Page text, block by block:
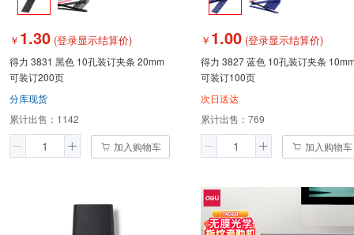
￥ 1.30 (登录显示结算价)
得力 3831 黑色 10孔装订夹条 20mm
可装订200页
分库现货
累计出售： 1142
加入购物车
￥ 1.00 (登录显示结算价)
得力 3827 蓝色 10孔装订夹条
可装订100页
次日送达
累计出售： 769
加入购物车